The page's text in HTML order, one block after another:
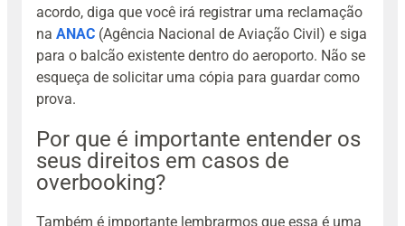
acordo, diga que você irá registrar uma reclamação
na ANAC (Agência Nacional de Aviação Civil) e siga
para o balcão existente dentro do aeroporto. Não se
esqueça de solicitar uma cópia para guardar como
prova.
Por que é importante entender os
seus direitos em casos de
overbooking?
Também é importante lembrarmos que essa é uma